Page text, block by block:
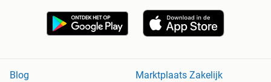
Blog
Marktplaats Zakelijk